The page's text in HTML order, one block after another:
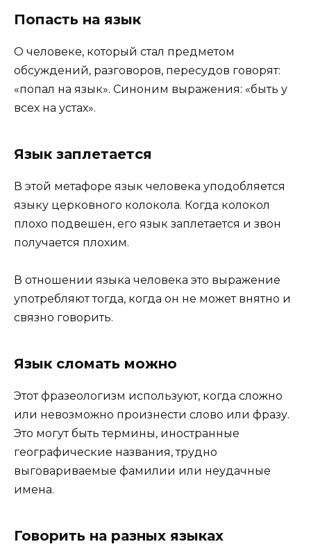
Попасть на язык
О человеке, который стал предметом
обсуждений, разговоров, пересудов говорят:
«попал на язык». Синоним выражения: «быть у
всех на устах».
Язык заплетается
В этой метафоре язык человека уподобляется
языку церковного колокола. Когда колокол
плохо подвешен, его язык заплетается и звон
получается плохим.
В отношении языка человека это выражение
употребляют тогда, когда он не может внятно и
связно говорить.
Язык сломать можно
Этот фразеологизм используют, когда сложно
или невозможно произнести слово или фразу.
Это могут быть термины, иностранные
географические названия, трудно
выговариваемые фамилии или неудачные
имена.
Говорить на разных языках